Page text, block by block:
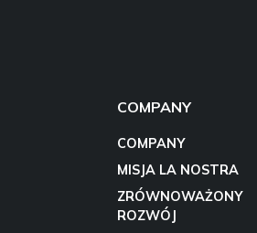
COMPANY
COMPANY
MISJA LA NOSTRA
ZRÓWNOWAŻONY
ROZWÓJ